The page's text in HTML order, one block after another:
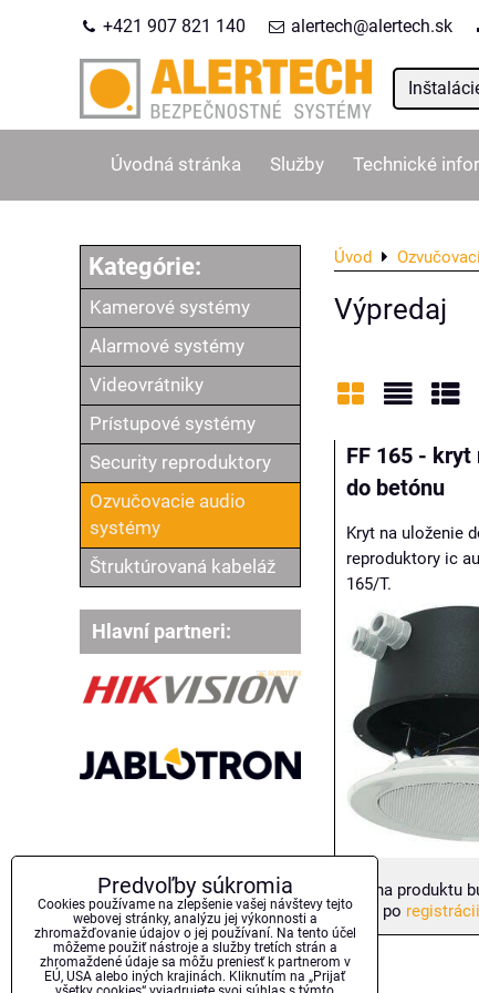
+421 907 821 140 alertech@alertech.sk
Úvodná stránka Služby Technické
Úvod
Výpredaj
Mriežka
FF 165 - kryt
do betónu
Kryt na uloženie
reproduktory ic
165/T.
Cena produktu
až po
Kamerové systémy
Alarmové systémy
Videovrátniky
Prístupové systémy
Security reproduktory
Ozvučovacie audio
systémy
Štruktúrovaná kabeláž
Hlavní partneri:
Predvoľby súkromia
Cookies používame na zlepšenie vašej návštevy tejto
webovej stránky, analýzu jej výkonnosti a
zhromažďovanie údajov o jej používaní. Na tento účel
môžeme použiť nástroje a služby tretích strán a
zhromaždené údaje sa môžu preniesť k partnerom v
EÚ, USA alebo iných krajinách. Kliknutím na „Prijať